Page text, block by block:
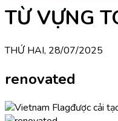
TỪ VỰNG
THỨ HAI, 28/07/2025
renovated
được cải